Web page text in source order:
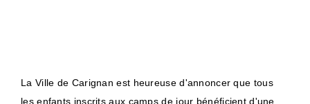
La Ville de Carignan est heureuse d'annoncer que tous
les enfants inscrits aux camps de jour bénéficient d'une